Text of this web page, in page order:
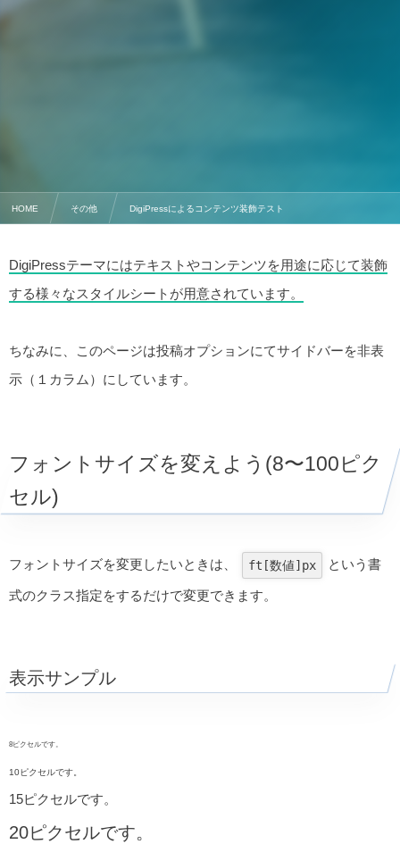
HOME その他 DigiPressによるコンテンツ装飾テスト
DigiPressテーマにはテキストやコンテンツを用途に応じて装飾
する様々なスタイルシートが用意されています。
ちなみに、このページは投稿オプションにてサイドバーを非表
示（１カラム）にしています。
フォントサイズを変えよう(8〜100ピク
セル)
フォントサイズを変更したいときは、 ft[数値]px という書
式のクラス指定をするだけで変更できます。
表示サンプル
8ピクセルです。
10ピクセルです。
15ピクセルです。
20ピクセルです。